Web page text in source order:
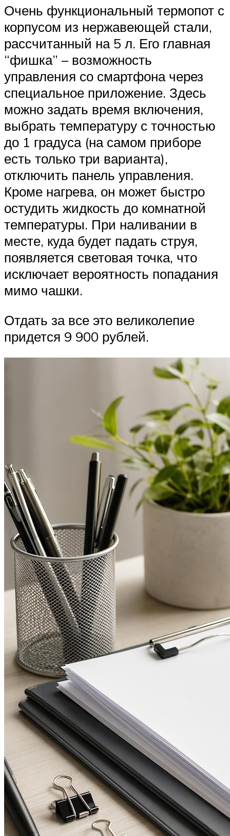
Очень функциональный термопот с
корпусом из нержавеющей стали,
рассчитанный на 5 л. Его главная
“фишка” – возможность
управления со смартфона через
специальное приложение. Здесь
можно задать время включения,
выбрать температуру с точностью
до 1 градуса (на самом приборе
есть только три варианта),
отключить панель управления.
Кроме нагрева, он может быстро
остудить жидкость до комнатной
температуры. При наливании в
месте, куда будет падать струя,
появляется световая точка, что
исключает вероятность попадания
мимо чашки.
Отдать за все это великолепие
придется 9 900 рублей.